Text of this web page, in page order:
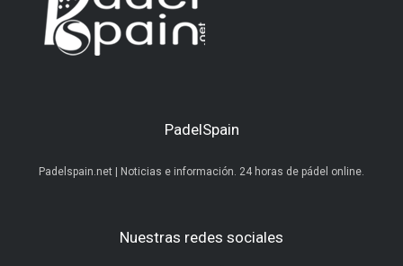
PadelSpain
Padelspain.net | Noticias e información. 24 horas de pádel online.
Nuestras redes sociales